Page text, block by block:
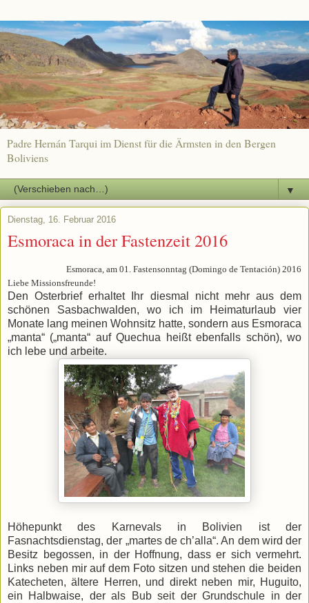
Padre Hernán Tarqui im Dienst für die Ärmsten in den Bergen
Boliviens
▼
Dienstag, 16. Februar 2016
Esmoraca in der Fastenzeit 2016
Esmoraca, am 01. Fastensonntag (Domingo de Tentación) 2016
Liebe Missionsfreunde!
Den Osterbrief erhaltet Ihr diesmal nicht mehr aus dem
schönen Sasbachwalden, wo ich im Heimaturlaub vier
Monate lang meinen Wohnsitz hatte, sondern aus Esmoraca
„manta“ („manta“ auf Quechua heißt ebenfalls schön), wo
ich lebe und arbeite.
Höhepunkt des Karnevals in Bolivien ist der
Fasnachtsdienstag, der „martes de ch’alla“. An dem wird der
Besitz begossen, in der Hoffnung, dass er sich vermehrt.
Links neben mir auf dem Foto sitzen und stehen die beiden
Katecheten, ältere Herren, und direkt neben mir, Huguito,
ein Halbwaise, der als Bub seit der Grundschule in der